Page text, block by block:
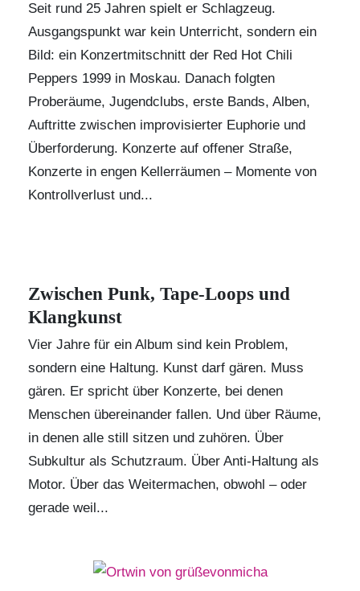
Seit rund 25 Jahren spielt er Schlagzeug.
Ausgangspunkt war kein Unterricht, sondern ein
Bild: ein Konzertmitschnitt der Red Hot Chili
Peppers 1999 in Moskau. Danach folgten
Proberäume, Jugendclubs, erste Bands, Alben,
Auftritte zwischen improvisierter Euphorie und
Überforderung. Konzerte auf offener Straße,
Konzerte in engen Kellerräumen – Momente von
Kontrollverlust und...
Zwischen Punk, Tape-Loops und
Klangkunst
Vier Jahre für ein Album sind kein Problem,
sondern eine Haltung. Kunst darf gären. Muss
gären. Er spricht über Konzerte, bei denen
Menschen übereinander fallen. Und über Räume,
in denen alle still sitzen und zuhören. Über
Subkultur als Schutzraum. Über Anti-Haltung als
Motor. Über das Weitermachen, obwohl – oder
gerade weil...